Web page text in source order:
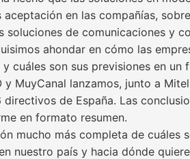
en las compañías,
soluciones de comunicaciones y
ahondar en cómo las
cuáles son sus previsiones en un
y MuyCanal lanzamos, junto a
de España. Las
en formato resumen.
mucho más completa de cuáles
nuestro país y hacia dónde